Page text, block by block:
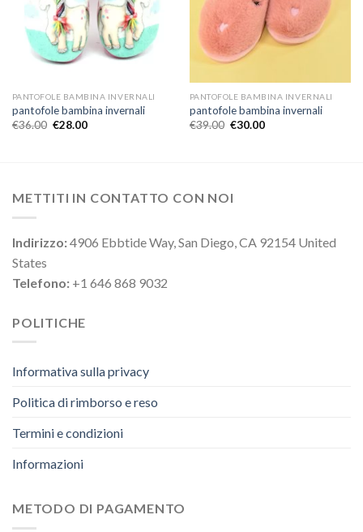
PANTOFOLE BAMBINA INVERNALI
pantofole bambina invernali
€36.00 €28.00
PANTOFOLE BAMBINA INVERNALI
pantofole bambina invernali
€39.00 €30.00
METTITI IN CONTATTO CON NOI
Indirizzo:4906 Ebbtide Way, San Diego, CA 92154 United
States
Telefono: +1 646 868 9032
POLITICHE
Informativa sulla privacy
Politica di rimborso e reso
Termini e condizioni
Informazioni
METODO DI PAGAMENTO